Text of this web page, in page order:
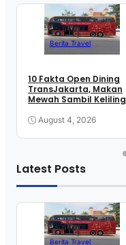
Berita Travel
10 Fakta Open Dining
TransJakarta, Makan
Mewah Sambil Keliling
August 4, 2026
Latest Posts
Berita Travel